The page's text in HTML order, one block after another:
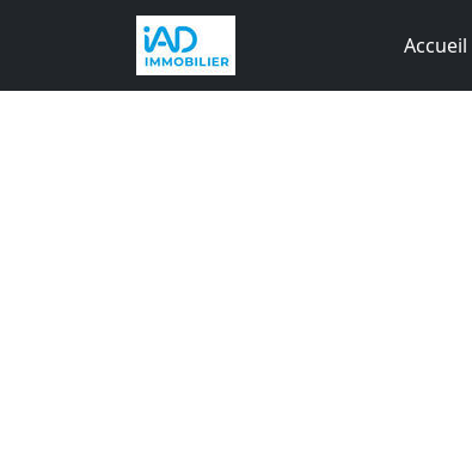
Accueil